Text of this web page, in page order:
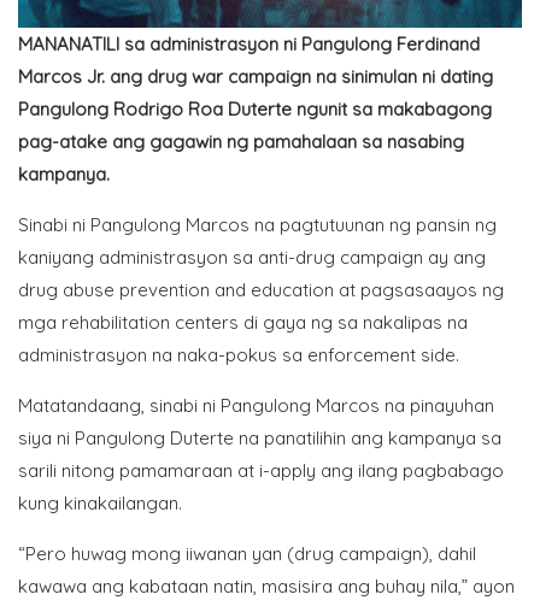
MANANATILI sa administrasyon ni Pangulong Ferdinand
Marcos Jr. ang drug war campaign na sinimulan ni dating
Pangulong Rodrigo Roa Duterte ngunit sa makabagong
pag-atake ang gagawin ng pamahalaan sa nasabing
kampanya.
Sinabi ni Pangulong Marcos na pagtutuunan ng pansin ng
kaniyang administrasyon sa anti-drug campaign ay ang
drug abuse prevention and education at pagsasaayos ng
mga rehabilitation centers di gaya ng sa nakalipas na
administrasyon na naka-pokus sa enforcement side.
Matatandaang, sinabi ni Pangulong Marcos na pinayuhan
siya ni Pangulong Duterte na panatilihin ang kampanya sa
sarili nitong pamamaraan at i-apply ang ilang pagbabago
kung kinakailangan.
“Pero huwag mong iiwanan yan (drug campaign), dahil
kawawa ang kabataan natin, masisira ang buhay nila,” ayon